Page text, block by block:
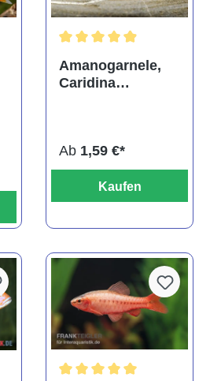
Amanogarnele,
Caridina
Ab 1,59 €*
Kaufen